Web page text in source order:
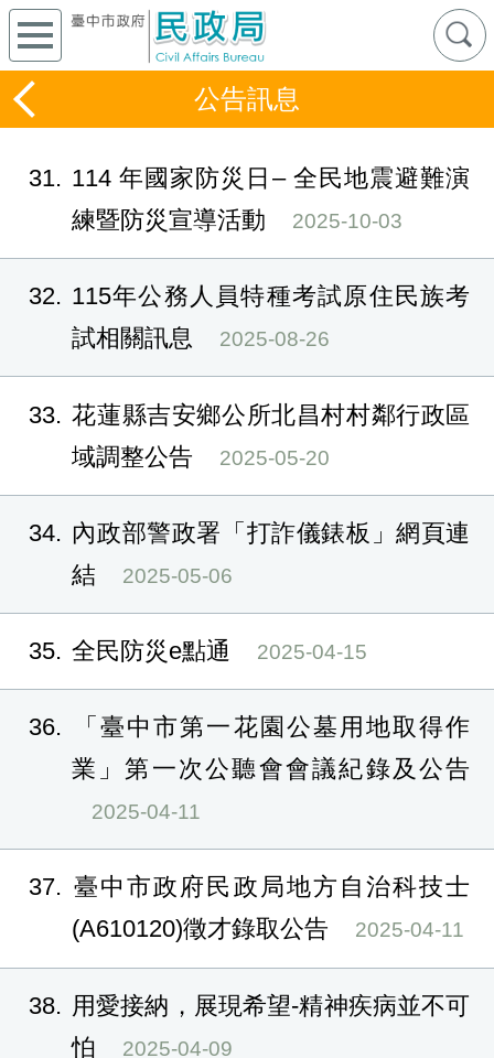
公告訊息
31
114 年國家防災日– 全民地震避難演
練暨防災宣導活動
2025-10-03
32
115年公務人員特種考試原住民族考
試相關訊息
2025-08-26
33 花蓮縣吉安鄉公所北昌村村鄰行政區
域調整公告
2025-05-20
34
內政部警政署「打詐儀錶板」網頁連
結
2025-05-06
35 全民防災e點通 2025-04-15
36
「臺中市第一花園公墓用地取得作
業」第一次公聽會會議紀錄及公告
2025-04-11
37
臺中市政府民政局地方自治科技士
(A610120)徵才錄取公告
2025-04-11
38
用愛接納，展現希望-精神疾病並不可
怕
2025-04-09